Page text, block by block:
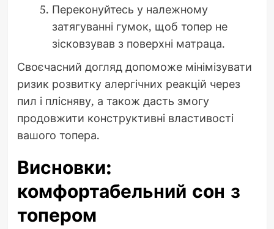
Переконуйтесь у належному
затягуванні гумок, щоб топер не
зісковзував з поверхні матраца.
Своєчасний догляд допоможе мінімізувати
ризик розвитку алергічних реакцій через
пил і плісняву, а також дасть змогу
продовжити конструктивні властивості
вашого топера.
Висновки:
комфортабельний сон з
топером